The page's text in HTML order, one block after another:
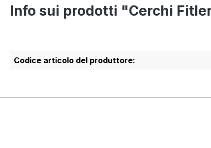
Info sui prodotti "Cerchi
Codice articolo del produttore: